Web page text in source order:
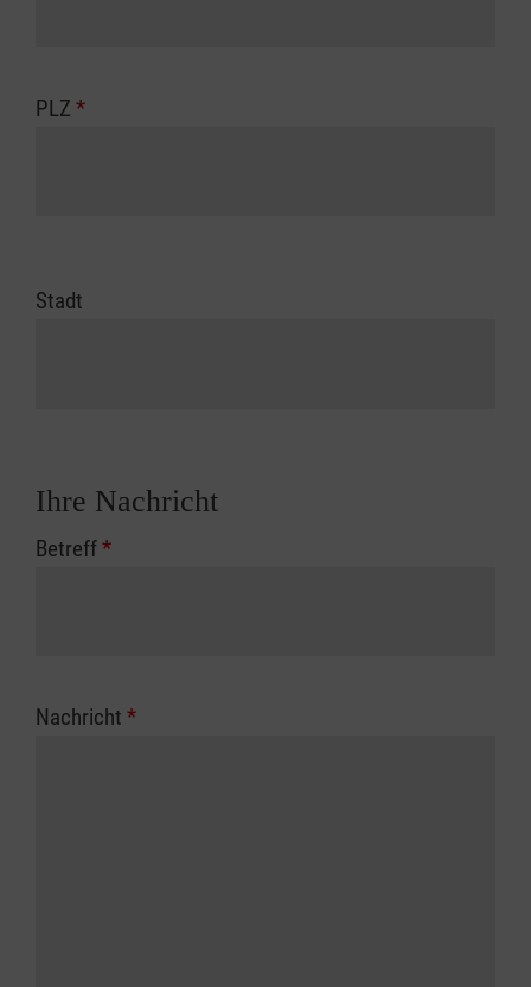
PLZ *
Stadt
Ihre Nachricht
Betreff*
Nachricht *